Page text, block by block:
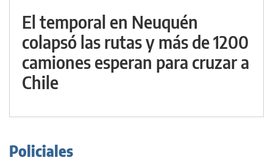
El temporal en Neuquén
colapsó las rutas y más de 1200
camiones esperan para cruzar a
Chile
Policiales